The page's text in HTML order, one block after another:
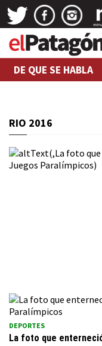
DE QUE SE HABLA
RIO 2016
DEPORTES
La foto que